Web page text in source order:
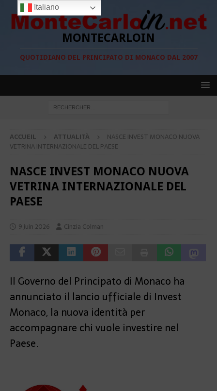
MONTECARLOIN
QUOTIDIANO DEL PRINCIPATO DI MONACO DAL 2007
ACCUEIL ATTUALITÀ
NASCE INVEST MONACO NUOVA
VETRINA INTERNAZIONALE DEL PAESE
NASCE INVEST MONACO NUOVA
VETRINA INTERNAZIONALE DEL
PAESE
9 juin 2026 Cinzia Colman
Il Governo del Principato di Monaco ha
annunciato il lancio ufficiale di Invest
Monaco, la nuova identità per
accompagnare chi vuole investire nel
Paese.
Italiano